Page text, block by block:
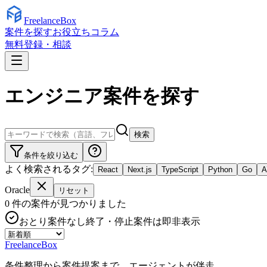
FreelanceBox
案件を探すお役立ちコラム
無料登録・相談
エンジニア案件を探す
検索
条件を絞り込む
よく検索されるタグ: React Next.js TypeScript Python Go
Oracle リセット
0 件の案件が見つかりました
おとり案件なし終了・停止案件は即非表示
FreelanceBox